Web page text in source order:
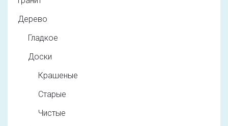
Дерево
Гладкое
Доски
Крашеные
Старые
Чистые